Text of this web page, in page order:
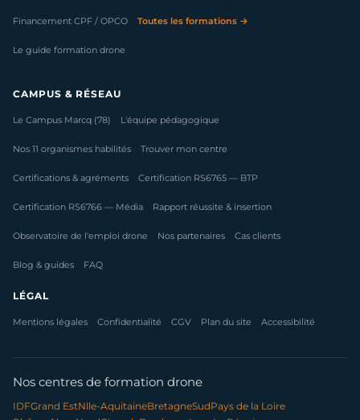
Financement CPF / OPCO Toutes les formations →
Le guide formation drone
CAMPUS & RÉSEAU
Le Campus Marcq (78) L'équipe pédagogique
Nos 11 organismes habilités Trouver mon centre
Certifications & agréments Certification RS6765 — BTP
Certification RS6766 — Média Rapport réussite & insertion
Observatoire de l'emploi drone Nos partenaires Cas clients
Blog & guides FAQ
LÉGAL
Mentions légales Confidentialité CGV Plan du site Accessibilité
Nos centres de formation drone
IDFGrand EstNlle-AquitaineBretagneSudPays de la Loire